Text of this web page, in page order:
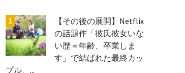
【その後の展開】Netflix
の話題作「彼氏彼女いな
い歴＝年齢、卒業しま
す」で結ばれた最終カッ
プル、...